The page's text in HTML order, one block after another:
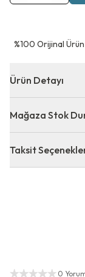
⁠%100 Orijinal Ürün
Ürün Detayı
Mağaza Stok
Taksit
Yetkili Satıcı
0